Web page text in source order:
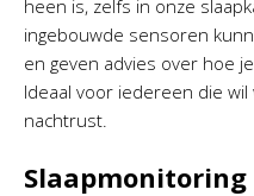
heen is, zelfs in onze
ingebouwde sensoren
en geven advies over hoe
Ideaal voor iedereen die
nachtrust.
Slaapmonitoring